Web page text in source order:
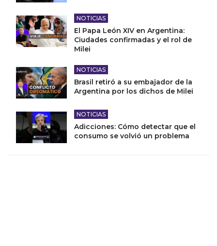
NOTICIAS
El Papa León XIV en Argentina:
Ciudades confirmadas y el rol de
Milei
NOTICIAS
Brasil retiró a su embajador de la
Argentina por los dichos de Milei
NOTICIAS
Adicciones: Cómo detectar que el
consumo se volvió un problema